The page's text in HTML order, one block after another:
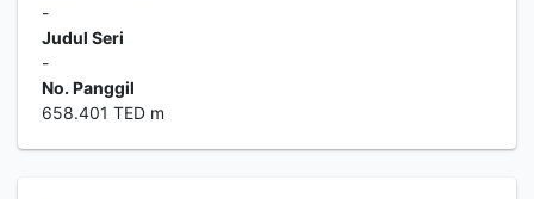
-
Judul Seri
-
No. Panggil
658.401 TED m